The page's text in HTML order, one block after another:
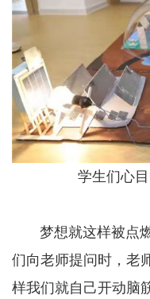
学生们心
梦想就这样被点燃
们向老师提问时，老
样我们就自己开动脑